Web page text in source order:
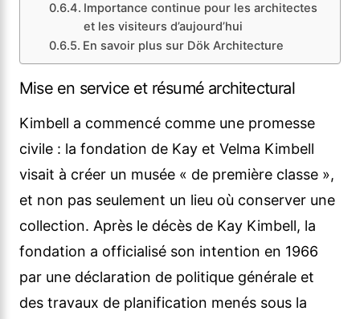
Importance continue pour les architectes
et les visiteurs d’aujourd’hui
En savoir plus sur Dök Architecture
Mise en service et résumé architectural
Kimbell a commencé comme une promesse
civile : la fondation de Kay et Velma Kimbell
visait à créer un musée « de première classe »,
et non pas seulement un lieu où conserver une
collection. Après le décès de Kay Kimbell, la
fondation a officialisé son intention en 1966
par une déclaration de politique générale et
des travaux de planification menés sous la